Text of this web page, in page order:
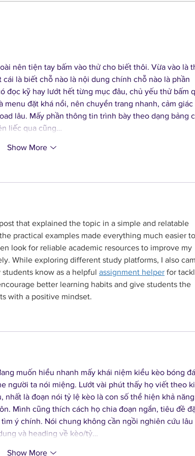
nên tiện tay bấm vào thử cho biết thôi. Vừa vào là
là biết chỗ nào là nội dung chính chỗ nào là phần
đọc kỹ hay lướt hết từng mục đâu, chủ yếu thử bấm
menu đặt khá nổi, nên chuyển trang nhanh, cảm giác
lâu. Mấy phần thông tin trình bày theo dạng bảng
liếc qua cũng…
Show More
that explained the topic in a simple and relatable
practical examples made everything much easier to
look for reliable academic resources to improve my
While exploring different study platforms, I also
know as a helpful assignment helper for
better learning habits and give students the
with a positive mindset.
muốn hiểu nhanh mấy khái niệm kiểu kèo bóng đá
người ta nói miệng. Lướt vài phút thấy họ viết theo
nhất là đoạn nói tỷ lệ kèo là con số thể hiện khả năng
Mình cũng thích cách họ chia đoạn ngắn, tiêu đề
ý chính. Nói chung không cần ngồi nghiên cứu lâu
và heading về kèo/tỷ…
Show More